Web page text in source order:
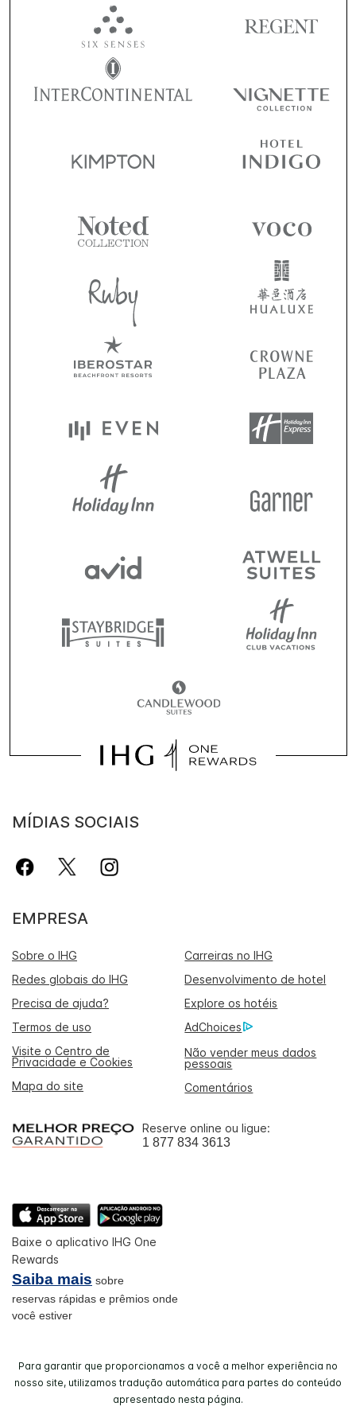
MÍDIAS SOCIAIS
EMPRESA
Sobre o IHG
Carreiras no IHG
Redes globais do IHG
Desenvolvimento de hotel
Precisa de ajuda?
Explore os hotéis
Termos de uso
AdChoices
Visite o Centro de
Privacidade e Cookies
Não vender meus dados
pessoais
Mapa do site
Comentários
Reserve online ou ligue:
1 877 834 3613
Baixe o aplicativo IHG One
Rewards
Saiba mais sobre
reservas rápidas e prêmios onde
você estiver
Para garantir que proporcionamos a você a melhor experiência no
nosso site, utilizamos tradução automática para partes do conteúdo
apresentado nesta página.